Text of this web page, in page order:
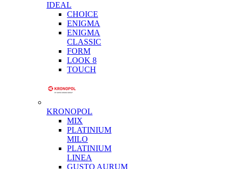
IDEAL
CHOICE
ENIGMA
ENIGMA
CLASSIC
FORM
LOOK 8
TOUCH
KRONOPOL
MIX
PLATINIUM
MILO
PLATINIUM
LINEA
GUSTO AURUM